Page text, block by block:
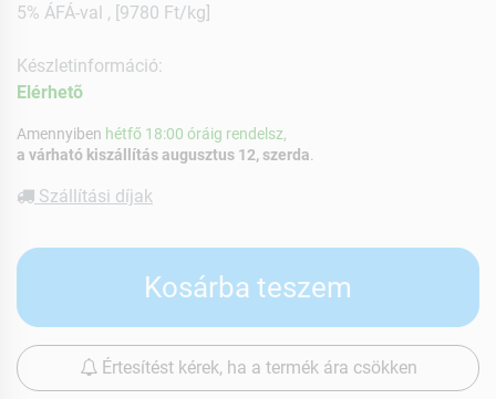
5% ÁFÁ-val , [9780 Ft/kg]
Készletinformáció:
Elérhetõ
Amennyiben hétfő 18:00 óráig rendelsz,
a várható kiszállítás augusztus 12, szerda
Szállítási díjak
Kosárba teszem
Értesítést kérek, ha a termék ára csökken